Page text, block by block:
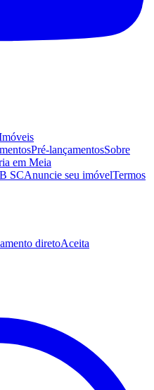
Pré-lançamentosSobre
em Meia
SCAnuncie seu imóvelTermos
diretoAceita